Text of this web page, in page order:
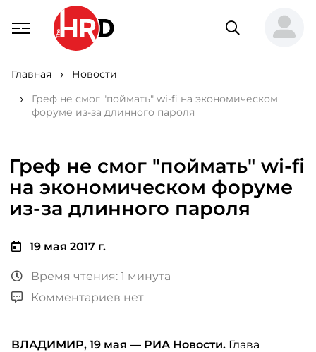
Главная
Новости
Греф не смог "поймать" wi-fi на экономическом
форуме из-за длинного пароля
Греф не смог "поймать" wi-fi
на экономическом форуме
из-за длинного пароля
19 мая 2017 г.
Время чтения: 1 минута
Комментариев нет
ВЛАДИМИР, 19 мая — РИА Новости. Глава